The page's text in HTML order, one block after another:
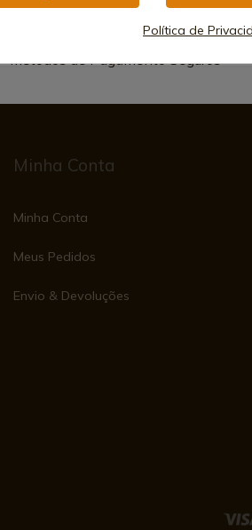
Métodos de Pagamento Seguros
Minha Conta
Minha Conta
Meus Pedidos
Envio & Devoluções
Política de